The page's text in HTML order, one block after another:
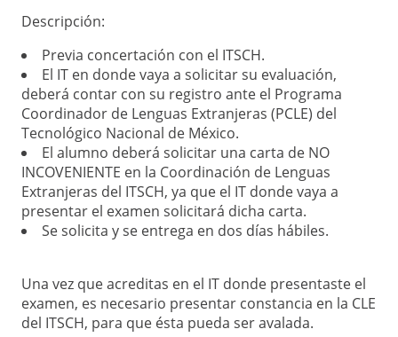
Descripción:
Previa concertación con el ITSCH.
El IT en donde vaya a solicitar su evaluación,
deberá contar con su registro ante el Programa
Coordinador de Lenguas Extranjeras (PCLE) del
Tecnológico Nacional de México.
El alumno deberá solicitar una carta de NO
INCOVENIENTE en la Coordinación de Lenguas
Extranjeras del ITSCH, ya que el IT donde vaya a
presentar el examen solicitará dicha carta.
Se solicita y se entrega en dos días hábiles.
Una vez que acreditas en el IT donde presentaste el
examen, es necesario presentar constancia en la CLE
del ITSCH, para que ésta pueda ser avalada.